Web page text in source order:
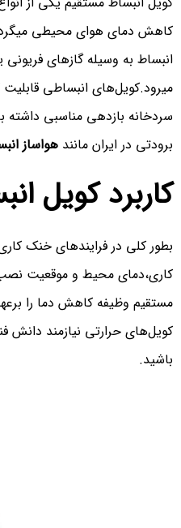
کاهش دمای هوای محیطی
انبساط به وسیله گازهای فریونی
سردخانه بازدهی مناسبی
برودتی در ایران مانند هواساز
کاربرد کویل
بطور کلی در فرایندهای خنک
کاری،دمای محیط و موقعیت
مستقیم وظیفه کاهش دما را
کویل‌های حرارتی نیازمند دانش
باشید.